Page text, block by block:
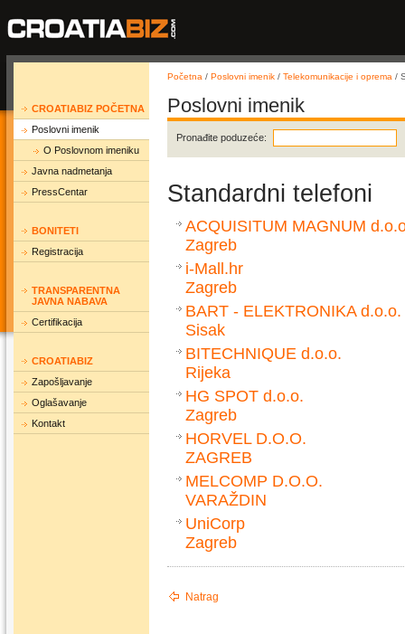
CROATIABIZ POČETNA
Poslovni imenik
O Poslovnom imeniku
Javna nadmetanja
PressCentar
BONITETI
Registracija
TRANSPARENTNA
JAVNA NABAVA
Certifikacija
CROATIABIZ
Zapošljavanje
Oglašavanje
Kontakt
Početna / Poslovni imenik / Telekomunikacije i oprema /
Poslovni imenik
Pronađite poduzeće:
Standardni telefoni
ACQUISITUM MAGNUM
Zagreb
i-Mall.hr
Zagreb
BART - ELEKTRONIKA d.o.o.
Sisak
BITECHNIQUE d.o.o.
Rijeka
HG SPOT d.o.o.
Zagreb
HORVEL D.O.O.
ZAGREB
MELCOMP D.O.O.
VARAŽDIN
UniCorp
Zagreb
Natrag